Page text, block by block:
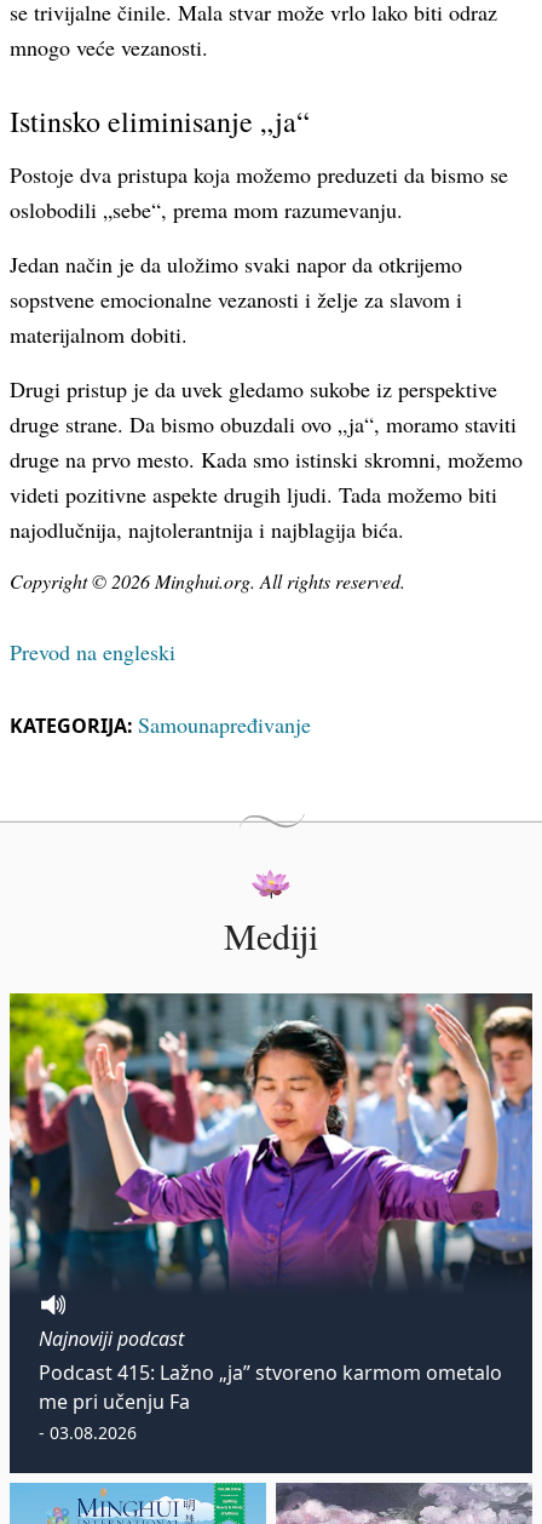
se trivijalne činile. Mala stvar može vrlo lako biti odraz
mnogo veće vezanosti.
Istinsko eliminisanje „ja“
Postoje dva pristupa koja možemo preduzeti da bismo se
oslobodili „sebe“, prema mom razumevanju.
Jedan način je da uložimo svaki napor da otkrijemo
sopstvene emocionalne vezanosti i želje za slavom i
materijalnom dobiti.
Drugi pristup je da uvek gledamo sukobe iz perspektive
druge strane. Da bismo obuzdali ovo „ja“, moramo staviti
druge na prvo mesto. Kada smo istinski skromni, možemo
videti pozitivne aspekte drugih ljudi. Tada možemo biti
najodlučnija, najtolerantnija i najblagija bića.
Copyright © 2026 Minghui.org. All rights reserved.
Prevod na engleski
KATEGORIJA: Samounapređivanje
Mediji
Najnoviji podcast
Podcast 415: Lažno „ja” stvoreno karmom ometalo
me pri učenju Fa
- 03.08.2026